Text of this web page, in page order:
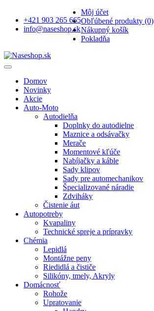
+421 903 265 665
info@naseshop.sk
Môj účet
Obľúbené produkty (0)
Nákupný košík
Pokladňa
Domov
Novinky
Akcie
Auto-Moto
Autodielňa
Doplnky do autodielne
Maznice a odsávačky
Merače
Momentové kľúče
Nabíjačky a káble
Sady klipov
Sady pre automechanikov
Špecializované náradie
Zdviháky
Čistenie áut
Autopotreby
Kvapaliny
Technické spreje a prípravky
Chémia
Lepidlá
Montážne peny
Riedidlá a čističe
Silikóny, tmely, Akryly
Domácnosť
Rohože
Upratovanie